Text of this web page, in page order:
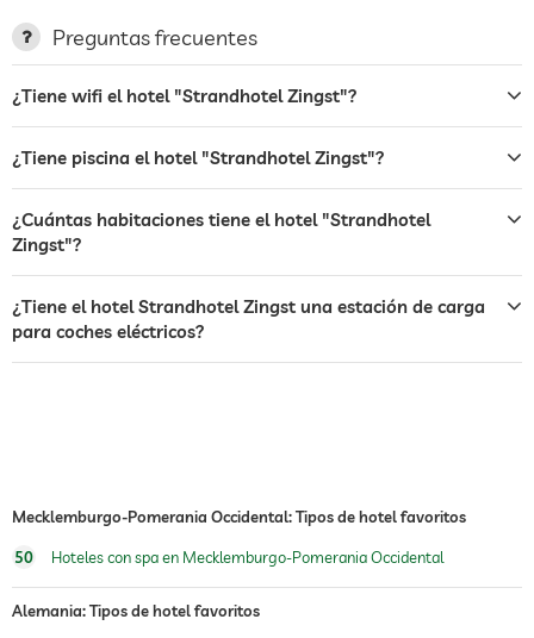
servicio de lavandería
jardin/zona exterior
restaurante
recepción
caja fuerte
piscina cubierta abierto todo el año
gimnasio
sauna
Preguntas frecuentes
¿Tiene wifi el hotel "Strandhotel Zingst"?
¿Tiene piscina el hotel "Strandhotel Zingst"?
¿Cuántas habitaciones tiene el hotel "Strandhotel
Zingst"?
¿Tiene el hotel Strandhotel Zingst una estación de carga
para coches eléctricos?
Mecklemburgo-Pomerania Occidental: Tipos de hotel favoritos
50 Hoteles con spa en Mecklemburgo-Pomerania Occidental
Alemania: Tipos de hotel favoritos